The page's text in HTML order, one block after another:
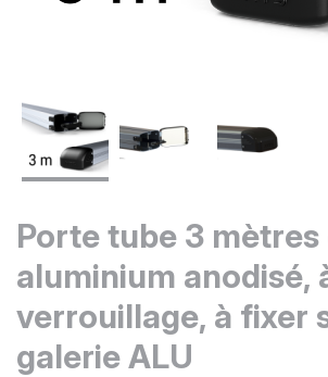
Porte tube 3 mètres
aluminium anodisé,
verrouillage, à fixer
galerie ALU